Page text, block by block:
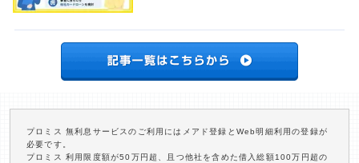
プロミス 無利息サービスのご利用にはメアド登録とWeb明細利用の登録が
必要です。
プロミス 利用限度額が50万円超、且つ他社を含めた借入総額100万円超の